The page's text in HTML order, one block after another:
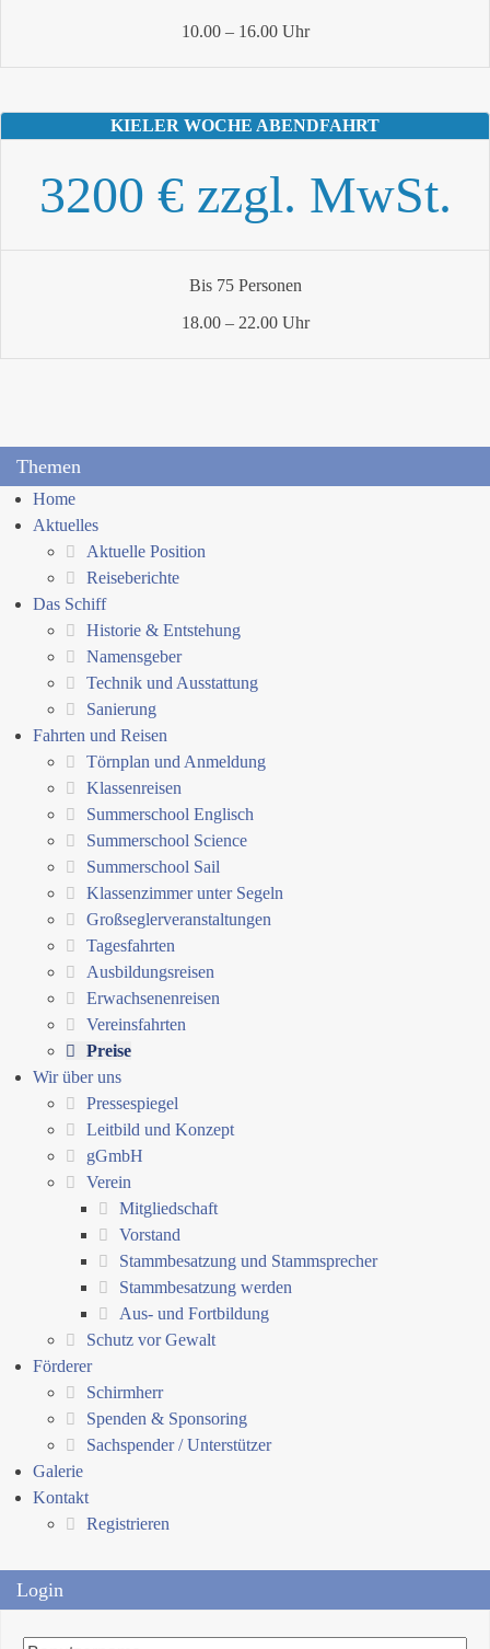
10.00 – 16.00 Uhr
KIELER WOCHE ABENDFAHRT
3200 € zzgl. MwSt.
Bis 75 Personen
18.00 – 22.00 Uhr
Themen
Home
Aktuelles
Aktuelle Position
Reiseberichte
Das Schiff
Historie & Entstehung
Namensgeber
Technik und Ausstattung
Sanierung
Fahrten und Reisen
Törnplan und Anmeldung
Klassenreisen
Summerschool Englisch
Summerschool Science
Summerschool Sail
Klassenzimmer unter Segeln
Großseglerveranstaltungen
Tagesfahrten
Ausbildungsreisen
Erwachsenenreisen
Vereinsfahrten
Preise
Wir über uns
Pressespiegel
Leitbild und Konzept
gGmbH
Verein
Mitgliedschaft
Vorstand
Stammbesatzung und Stammsprecher
Stammbesatzung werden
Aus- und Fortbildung
Schutz vor Gewalt
Förderer
Schirmherr
Spenden & Sponsoring
Sachspender / Unterstützer
Galerie
Kontakt
Registrieren
Login